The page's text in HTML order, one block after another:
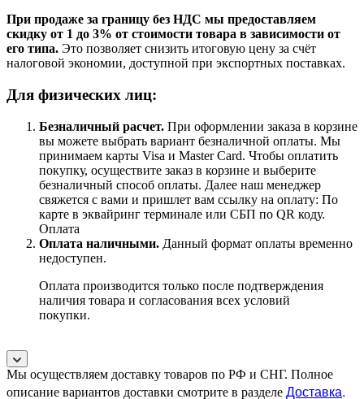
При продаже за границу без НДС мы предоставляем
скидку от 1 до 3% от стоимости товара в зависимости от
его типа. Это позволяет снизить итоговую цену за счёт
налоговой экономии, доступной при экспортных поставках.
Для физических лиц:
Безналичный расчет. При оформлении заказа в корзине
вы можете выбрать вариант безналичной оплаты. Мы
принимаем карты Visa и Master Card. Чтобы оплатить
покупку, осуществите заказ в корзине и выберите
безналичный способ оплаты. Далее наш менеджер
свяжется с вами и пришлет вам ссылку на оплату: По
карте в эквайринг терминале или СБП по QR коду.
Оплата
Оплата наличными. Данный формат оплаты временно
недоступен.
Оплата производится только после подтверждения
наличия товара и согласования всех условий
покупки.
Мы осуществляем доставку товаров по РФ и СНГ. Полное
описание вариантов доставки смотрите в разделе Доставка.